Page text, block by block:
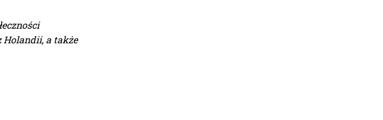
a także